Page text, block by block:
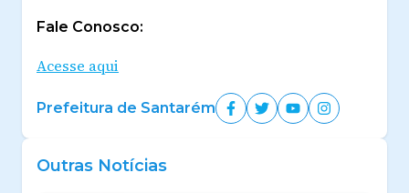
Fale Conosco:
Acesse aqui
Prefeitura de Santarém
Outras Notícias